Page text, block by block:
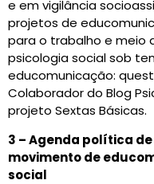
e em vigilância
projetos de
para o trabalho e meio
psicologia social sob
educomunicação:
Colaborador do Blog
projeto Sextas Básicas.
3 – Agenda política
movimento de
social